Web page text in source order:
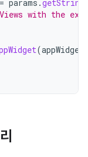
= params .getString
with the
(